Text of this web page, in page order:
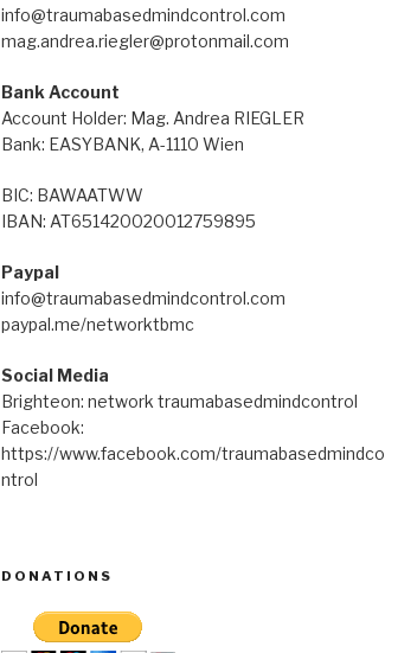
info@traumabasedmindcontrol.com
mag.andrea.riegler@protonmail.com
Bank Account
Account Holder: Mag. Andrea RIEGLER
Bank: EASYBANK, A-1110 Wien
BIC: BAWAATWW
IBAN: AT651420020012759895
Paypal
info@traumabasedmindcontrol.com
paypal.me/networktbmc
Social Media
Brighteon: network traumabasedmindcontrol
Facebook:
https://www.facebook.com/traumabasedmindco
ntrol
DONATIONS